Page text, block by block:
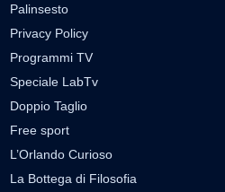
Palinsesto
Privacy Policy
Programmi TV
Speciale LabTv
Doppio Taglio
Free sport
L’Orlando Curioso
La Bottega di Filosofia